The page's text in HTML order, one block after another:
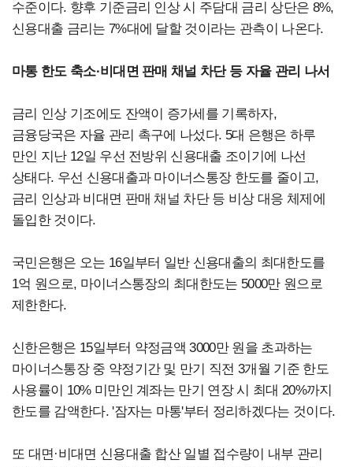
수준이다. 향후 기준금리 인상 시 주담대 금리 상단은 8%,
신용대출 금리는 7%대에 달할 것이라는 관측이 나온다.
마통 한도 축소·비대면 판매 채널 차단 등 자율 관리 나서
금리 인상 기조에도 잔액이 증가세를 기록하자,
금융당국은 자율 관리 촉구에 나섰다. 5대 은행은 하루
만인 지난 12일 우선 전방위 신용대출 조이기에 나선
상태다. 우선 신용대출과 마이너스통장 한도를 줄이고,
금리 인상과 비대면 판매 채널 차단 등 비상 대응 체제에
돌입한 것이다.
국민은행은 오는 16일부터 일반 신용대출의 최대한도를
1억 원으로, 마이너스통장의 최대한도는 5000만 원으로
제한한다.
신한은행은 15일부터 약정금액 3000만 원을 초과하는
마이너스통장 중 약정기간 및 만기 직전 3개월 기준 한도
사용률이 10% 미만인 계좌는 만기 연장 시 최대 20%까지
한도를 감액한다. '잠자는 마통'부터 정리하겠다는 것이다.
또 대면·비대면 신용대출 합산 일별 접수량이 내부 관리